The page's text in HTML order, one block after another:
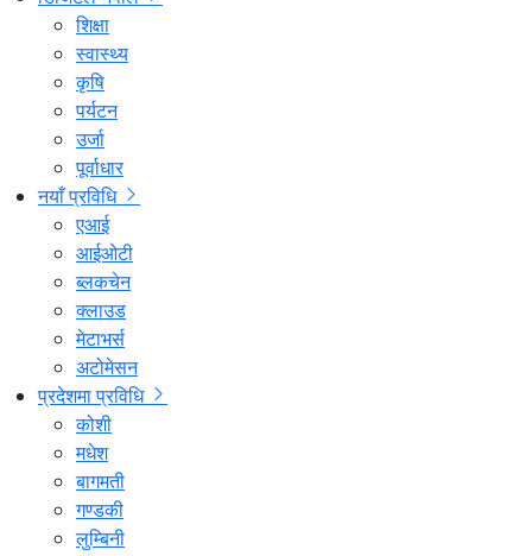
शिक्षा
स्वास्थ्य
कृषि
पर्यटन
उर्जा
पूर्वाधार
नयाँ प्रविधि
एआई
आईओटी
ब्लकचेन
क्लाउड
मेटाभर्स
अटोमेसन
प्रदेशमा प्रविधि
कोशी
मधेश
बागमती
गण्डकी
लुम्बिनी